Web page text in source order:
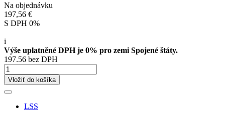
Na objednávku
197,56 €
S DPH 0%
i
Výše uplatněné DPH je 0% pro zemi Spojené štáty.
197.56 bez DPH
Vložiť do košíka
LSS